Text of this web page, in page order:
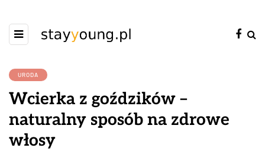
URODA
Wcierka z goździków –
naturalny sposób na zdrowe
włosy